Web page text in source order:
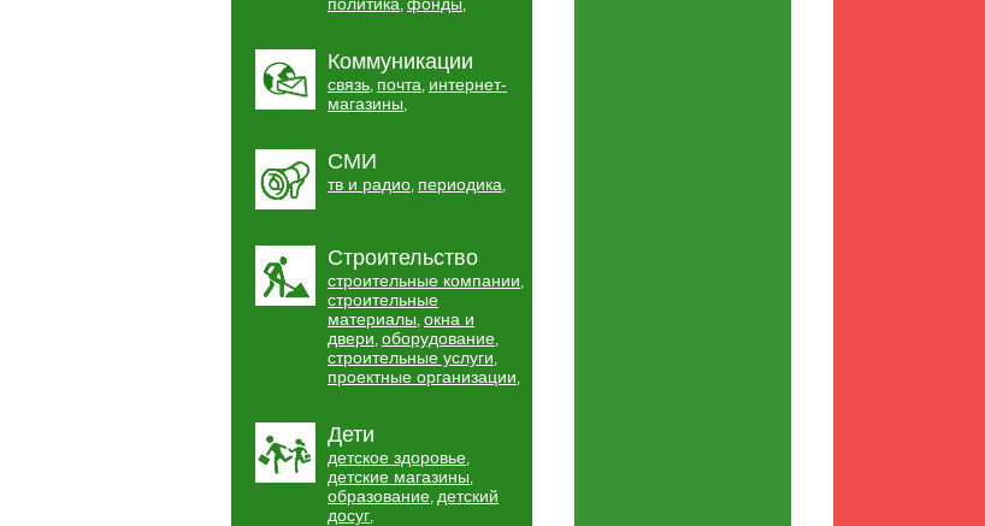
, ,
Коммуникации
связь, почта, интернет-
магазины,
СМИ
тв и радио, периодика,
Строительство
строительные компании,
строительные
материалы, окна и
двери, оборудование,
строительные услуги,
проектные организации,
Дети
детское здоровье,
детские магазины,
образование, детский
досуг,